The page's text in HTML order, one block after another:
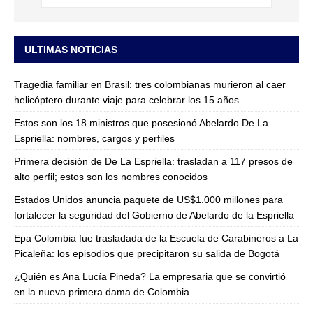
ULTIMAS NOTICIAS
Tragedia familiar en Brasil: tres colombianas murieron al caer
helicóptero durante viaje para celebrar los 15 años
Estos son los 18 ministros que posesionó Abelardo De La
Espriella: nombres, cargos y perfiles
Primera decisión de De La Espriella: trasladan a 117 presos de
alto perfil; estos son los nombres conocidos
Estados Unidos anuncia paquete de US$1.000 millones para
fortalecer la seguridad del Gobierno de Abelardo de la Espriella
Epa Colombia fue trasladada de la Escuela de Carabineros a La
Picaleña: los episodios que precipitaron su salida de Bogotá
¿Quién es Ana Lucía Pineda? La empresaria que se convirtió
en la nueva primera dama de Colombia